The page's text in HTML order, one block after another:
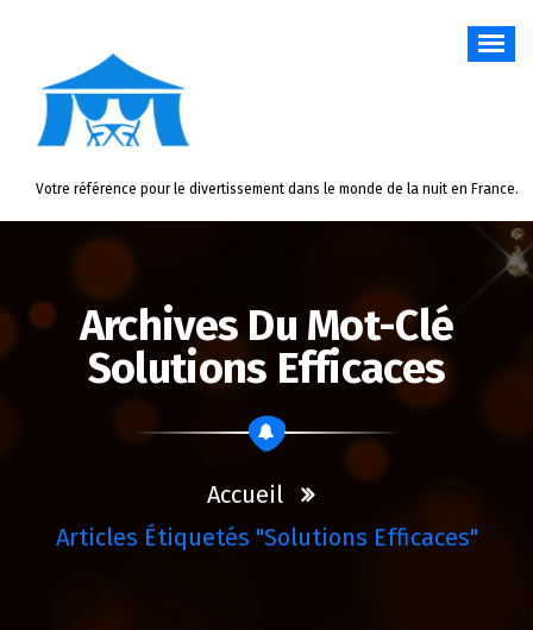
Votre référence pour le divertissement dans le monde de la nuit en France.
Archives Du Mot-Clé
Solutions Efficaces
Accueil
Articles Étiquetés "solutions Efficaces"